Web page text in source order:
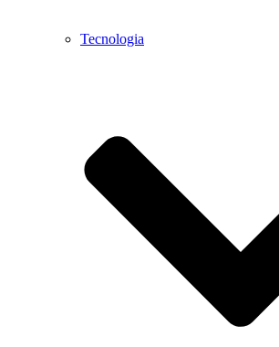
Tecnologia